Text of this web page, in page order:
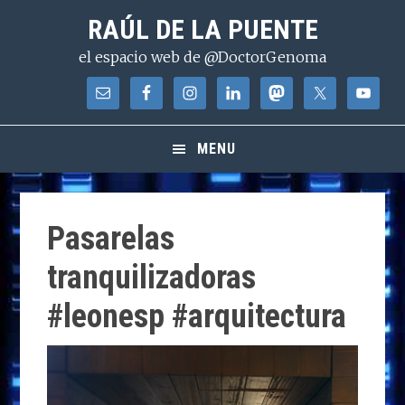
contenido
RAÚL DE LA PUENTE
el espacio web de @DoctorGenoma
MENU
Pasarelas
tranquilizadoras
#leonesp #arquitectura